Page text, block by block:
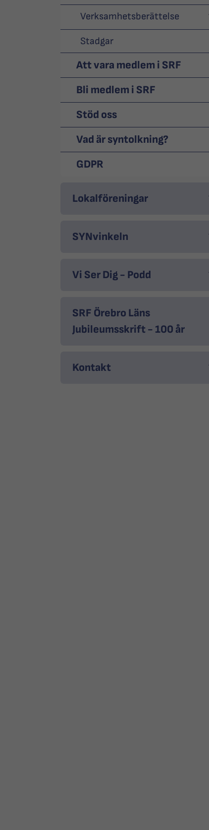
Verksamhetsberättelse
Stadgar
Att vara medlem i SRF
Bli medlem i SRF
Stöd oss
Vad är syntolkning?
GDPR
Lokalföreningar
SYNvinkeln
Vi Ser Dig - Podd
SRF Örebro Läns
Jubileumsskrift - 100 år
Kontakt